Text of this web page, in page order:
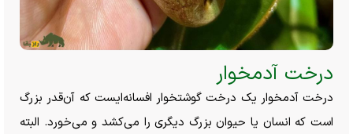
درخت آدمخوار
درخت آدمخوار یک درخت گوشتخوار افسانه‌ایست که آن‌قدر بزرگ
است که انسان یا حیوان بزرگ دیگری را می‌کشد و می‌خورد. البته